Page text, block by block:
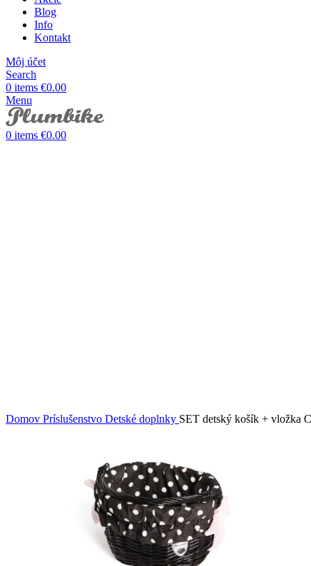
Blog
Info
Kontakt
Môj účet
Search
0 items €0.00
Menu
0 items €0.00
Domov Príslušenstvo Detské doplnky SET detský košík + vložka